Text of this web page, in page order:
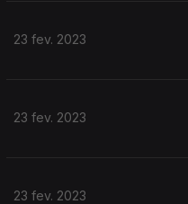
23 fev. 2023
23 fev. 2023
23 fev. 2023